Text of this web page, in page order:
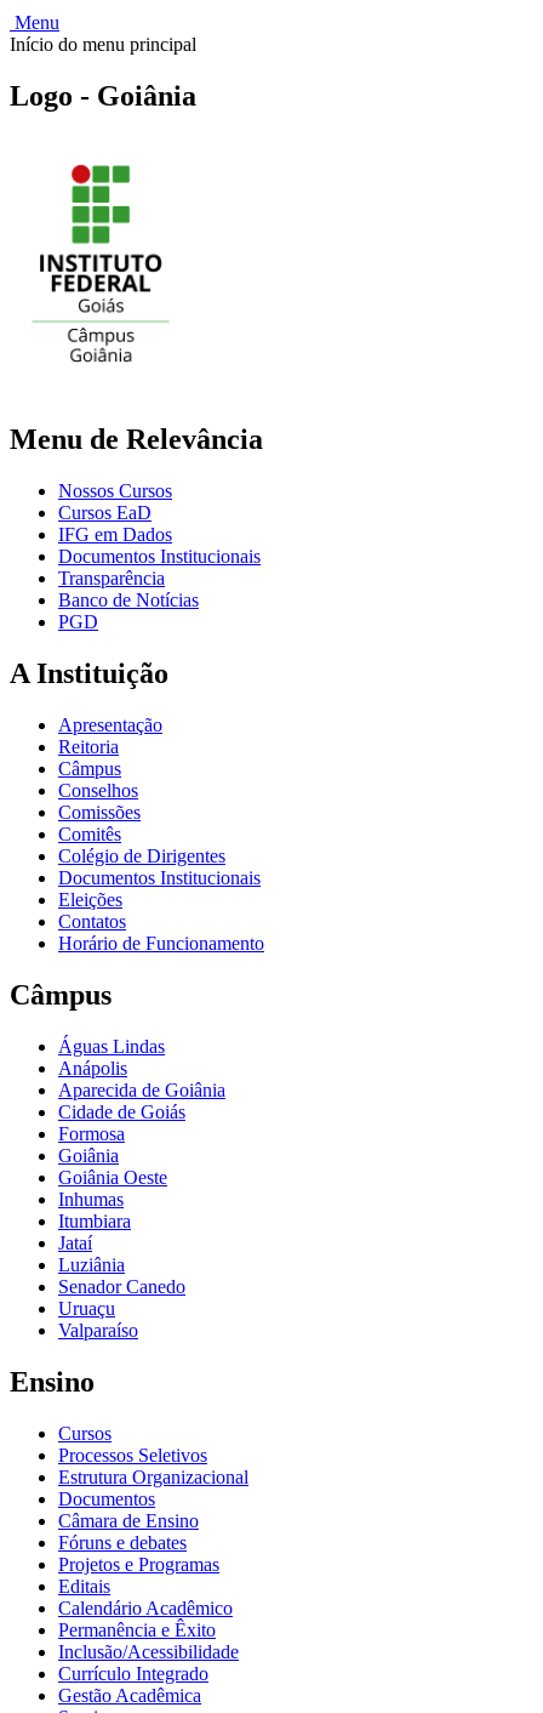
Menu
Início do menu principal
Logo - Goiânia
Menu de Relevância
Nossos Cursos
Cursos EaD
IFG em Dados
Documentos Institucionais
Transparência
Banco de Notícias
PGD
A Instituição
Apresentação
Reitoria
Câmpus
Conselhos
Comissões
Comitês
Colégio de Dirigentes
Documentos Institucionais
Eleições
Contatos
Horário de Funcionamento
Câmpus
Águas Lindas
Anápolis
Aparecida de Goiânia
Cidade de Goiás
Formosa
Goiânia
Goiânia Oeste
Inhumas
Itumbiara
Jataí
Luziânia
Senador Canedo
Uruaçu
Valparaíso
Ensino
Cursos
Processos Seletivos
Estrutura Organizacional
Documentos
Câmara de Ensino
Fóruns e debates
Projetos e Programas
Editais
Calendário Acadêmico
Permanência e Êxito
Inclusão/Acessibilidade
Currículo Integrado
Gestão Acadêmica